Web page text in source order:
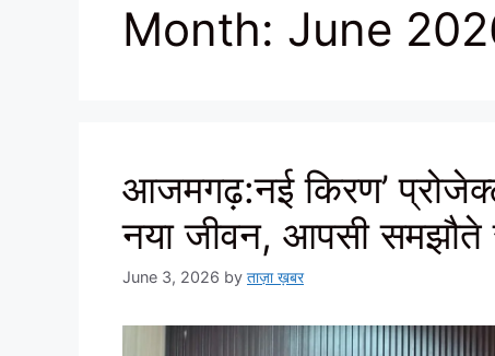
Month: June
आजमगढ़:नई किरण’
नया जीवन, आपसी समझौते
June 3, 2026 by ताज़ा ख़बर